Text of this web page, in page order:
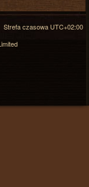
Strefa czasowa UTC+02:00